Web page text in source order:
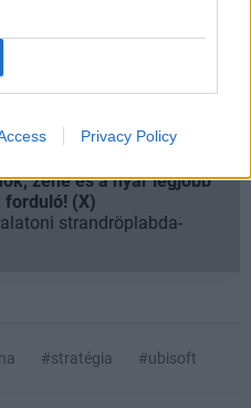
Privacy Policy
zene és a nyár legjobb
forduló! (X)
strandröplabda-
#stratégia #ubisoft